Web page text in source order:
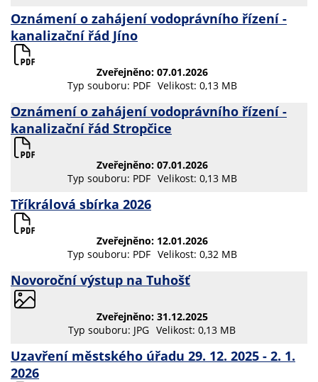
Oznámení o zahájení vodoprávního řízení -
kanalizační řád Jíno
Zveřejněno: 07.01.2026
Typ souboru: PDF Velikost: 0,13 MB
Oznámení o zahájení vodoprávního řízení -
kanalizační řád Stropčice
Zveřejněno: 07.01.2026
Typ souboru: PDF Velikost: 0,13 MB
Tříkrálová sbírka 2026
Zveřejněno: 12.01.2026
Typ souboru: PDF Velikost: 0,32 MB
Novoroční výstup na Tuhošť
Zveřejněno: 31.12.2025
Typ souboru: JPG Velikost: 0,13 MB
Uzavření městského úřadu 29. 12. 2025 - 2. 1.
2026